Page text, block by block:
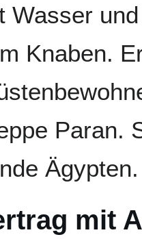
Wasser
Knaben.
Paran.
Ägypten.
mit